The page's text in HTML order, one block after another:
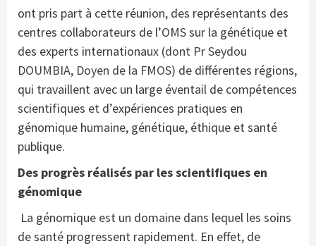
ont pris part à cette réunion, des représentants des
centres collaborateurs de l’OMS sur la génétique et
des experts internationaux (dont Pr Seydou
DOUMBIA, Doyen de la FMOS) de différentes régions,
qui travaillent avec un large éventail de compétences
scientifiques et d’expériences pratiques en
génomique humaine, génétique, éthique et santé
publique.
Des progrès réalisés par les scientifiques en
génomique
La génomique est un domaine dans lequel les soins
de santé progressent rapidement. En effet, de